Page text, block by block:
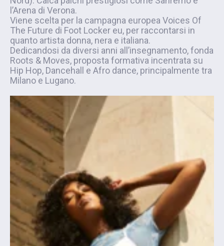
l’Arena di Verona.
Viene scelta per la campagna europea Voices Of
The Future di Foot Locker eu, per raccontarsi in
quanto artista donna, nera e italiana.
Dedicandosi da diversi anni all’insegnamento, fonda
Roots & Moves, proposta formativa incentrata su
Hip Hop, Dancehall e Afro dance, principalmente tra
Milano e Lugano.